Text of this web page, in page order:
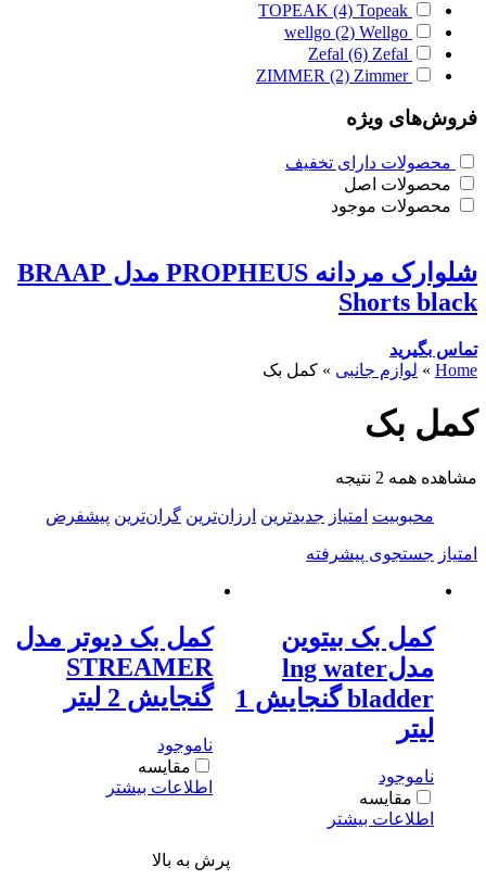
TOPEAK (4) Topeak
wellgo (2) Wellgo
Zefal (6) Zefal
ZIMMER (2) Zimmer
فروش‌های ویژه
محصولات دارای تخفیف
محصولات اصل
محصولات موجود
شلوارک مردانه PROPHEUS مدل BRAAP
Shorts black
تماس بگیرید
Home
» لوازم جانبی » کمل بک
کمل بک
مشاهده همه 2 نتیجه
محبوبیت امتیاز جدیدترین ارزان‌ترین گران‌ترین پیشفرض
امتیاز جستجوی پیشرفته
کمل بک بیتوین
مدلlng water
bladder گنجایش 1
لیتر
ناموجود
مقایسه
اطلاعات بیشتر
کمل بک دیوتر مدل
STREAMER
گنجایش 2 لیتر
ناموجود
مقایسه
اطلاعات بیشتر
پرش به بالا